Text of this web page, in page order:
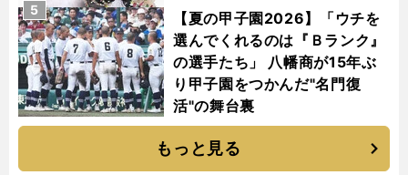
【夏の甲子園2026】「ウチを
選んでくれるのは『Ｂランク』
の選手たち」 八幡商が15年ぶ
り甲子園をつかんだ"名門復
活"の舞台裏
5
もっと見る